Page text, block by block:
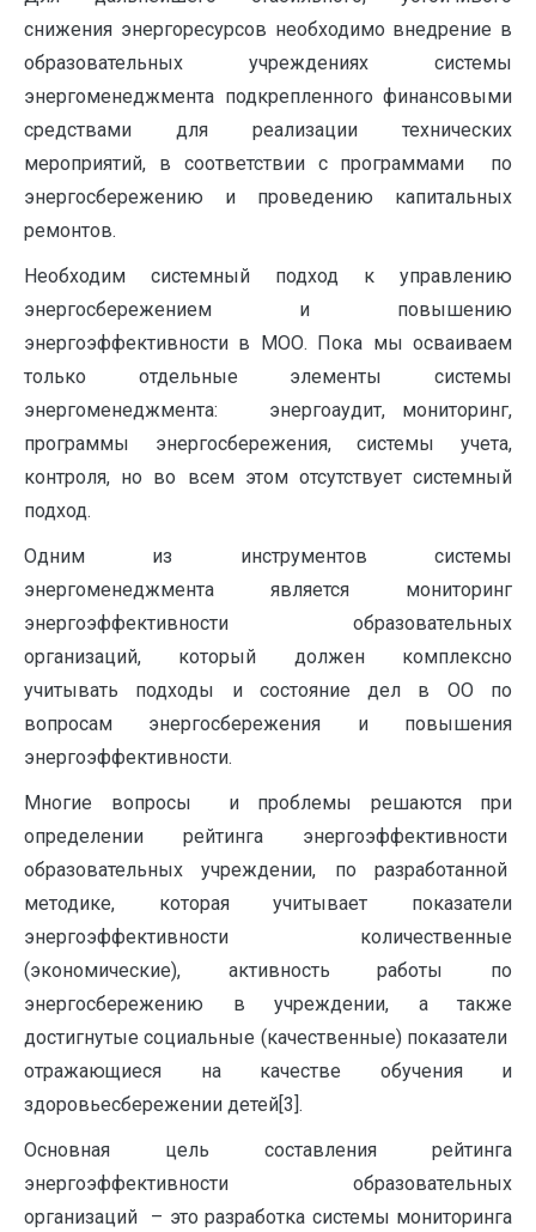
снижения энергоресурсов необходимо внедрение в
образовательных учреждениях системы
энергоменеджмента подкрепленного финансовыми
средствами для реализации технических
мероприятий, в соответствии с программами по
энергосбережению и проведению капитальных
ремонтов.
Необходим системный подход к управлению
энергосбережением и повышению
энергоэффективности в МОО. Пока мы осваиваем
только отдельные элементы системы
энергоменеджмента: энергоаудит, мониторинг,
программы энергосбережения, системы учета,
контроля, но во всем этом отсутствует системный
подход.
Одним из инструментов системы
энергоменеджмента является мониторинг
энергоэффективности образовательных
организаций, который должен комплексно
учитывать подходы и состояние дел в ОО по
вопросам энергосбережения и повышения
энергоэффективности.
Многие вопросы и проблемы решаются при
определении рейтинга энергоэффективности
образовательных учреждении, по разработанной
методике, которая учитывает показатели
энергоэффективности количественные
(экономические), активность работы по
энергосбережению в учреждении, а также
достигнутые социальные (качественные) показатели
отражающиеся на качестве обучения и
здоровьесбережении детей[3].
Основная цель составления рейтинга
энергоэффективности образовательных
организаций – это разработка системы мониторинга